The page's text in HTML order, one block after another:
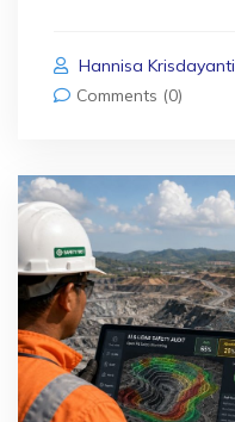
Hannisa Krisdayanti
Comments (0)